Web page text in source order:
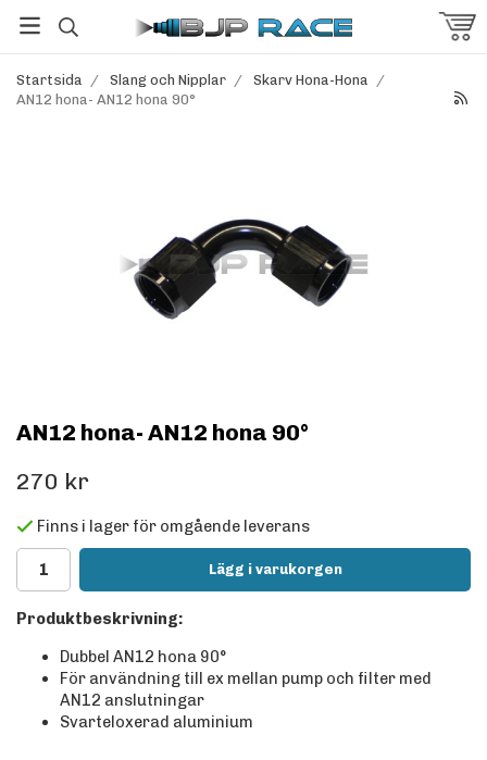
Startsida / Slang och Nipplar / Skarv Hona-Hona /
AN12 hona- AN12 hona 90°
AN12 hona- AN12 hona 90°
270 kr
Finns i lager för omgående leverans
Lägg i varukorgen
Produktbeskrivning:
Dubbel AN12 hona 90°
För användning till ex mellan pump och filter med
AN12 anslutningar
Svarteloxerad aluminium